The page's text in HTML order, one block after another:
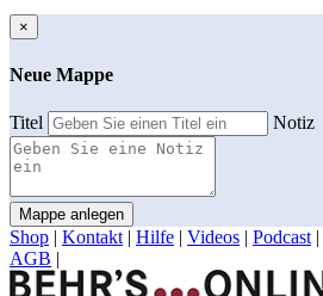
×
Neue Mappe
Titel Notiz
Mappe anlegen
Shop | Kontakt | Hilfe | Videos | Podcast |
AGB |